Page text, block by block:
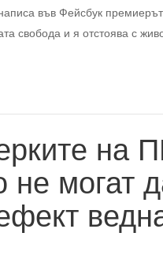
във Фейсбук
свобода и я отстоява с
на
не могат